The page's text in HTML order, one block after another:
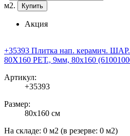
м2.
Купить
Акция
+35393 Плитка нап. керамич.
80X160 РЕТ., 9мм, 80x160
Артикул:
+35393
Размер:
80x160 см
На складе: 0 м2 (в резерве: 0 м2)